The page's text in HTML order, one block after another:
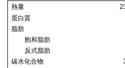
熱量
蛋白質
脂肪
飽和脂肪
反式脂肪
碳水化合物